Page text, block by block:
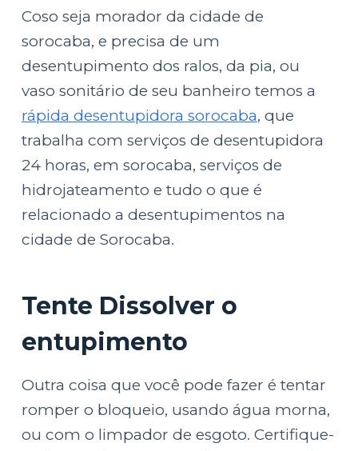
Coso seja morador da cidade de
sorocaba, e precisa de um
desentupimento dos ralos, da pia, ou
vaso sonitário de seu banheiro temos a
rápida desentupidora sorocaba, que
trabalha com serviços de desentupidora
24 horas, em sorocaba, serviços de
hidrojateamento e tudo o que é
relacionado a desentupimentos na
cidade de Sorocaba.
Tente Dissolver o
entupimento
Outra coisa que você pode fazer é tentar
romper o bloqueio, usando água morna,
ou com o limpador de esgoto. Certifique-